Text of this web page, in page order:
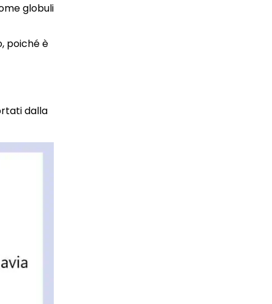
globuli
poiché è
dalla